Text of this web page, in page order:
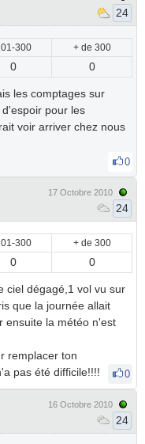
24
300 + de 300
0 0
les comptages sur
pour les
voir arriver chez nous
0
17 Octobre 2010
24
300 + de 300
0 0
ciel dégagé,1 vol vu sur
que la journée allait
ensuite la météo n'est
remplacer ton
pas été difficile!!!!
0
16 Octobre 2010
24